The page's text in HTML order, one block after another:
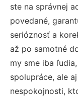
ste na správnej
povedané,
serióznosť a
až po samotné
my sme iba
spolupráce, ale
nespokojnosti,